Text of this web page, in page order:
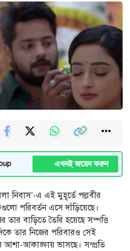
এখনই জয়েন করুন
নিবাস’-এ এই মুহূর্তে পল্লবীর
পরিবর্তন এসে দাঁড়িয়েছে।
বাড়িতে তৈরি হয়েছে সম্পত্তি
তার নিজের পরিবারও সেই
আশা-আকাঙ্ক্ষায় ভাসছে। সম্প্রতি